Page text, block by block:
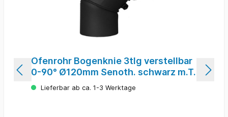
Ofenrohr Bogenknie 3tlg verstellbar
0-90° Ø120mm Senoth. schwarz m.T.
Lieferbar ab ca. 1-3 Werktage